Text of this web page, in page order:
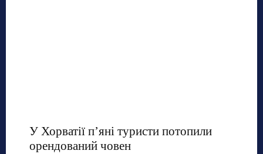
У Хорватії пʼяні туристи потопили
орендований човен